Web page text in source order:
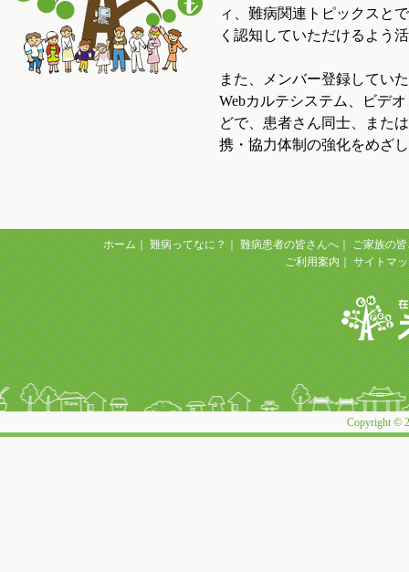
ィ、難病関連トピックスと
く認知していただけるよう
また、メンバー登録してい
Webカルテシステム、ビデ
どで、患者さん同士、また
携・協力体制の強化をめざ
ホーム｜ 難病ってなに？｜ 難病患者の皆さんへ｜ ご家族の
ご利用案内｜ サイトマ
Copyright ©